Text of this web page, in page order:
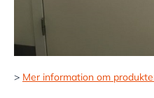
> Mer information om